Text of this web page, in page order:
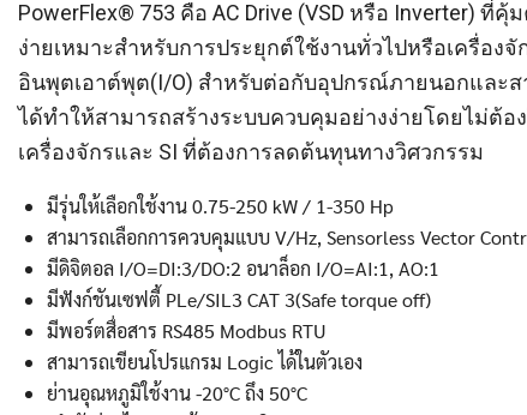
Search
Search
PowerFlex® 753 คือ AC Drive (VSD หรือ Inverter) ที่
ง่ายเหมาะสำหรับการประยุกต์ใช้งานทั่วไปหรือเครื่อง
อินพุตเอาต์พุต(I/O) สำหรับต่อกับอุปกรณ์ภายนอกและส
ได้ทำให้สามารถสร้างระบบควบคุมอย่างง่ายโดยไม่ต้อ
เครื่องจักรและ SI ที่ต้องการลดต้นทุนทางวิศวกรรม
มีรุ่นให้เลือกใช้งาน 0.75-250 kW / 1-350 Hp
สามารถเลือกการควบคุมแบบ V/Hz, Sensorless Vector
มีดิจิตอล I/O=DI:3/DO:2 อนาล็อก I/O=AI:1, AO:1
มีฟังก์ชันเซฟตี้ PLe/SIL3 CAT 3(Safe torque off)
มีพอร์ตสื่อสาร RS485 Modbus RTU
สามารถเขียนโปรแกรม Logic ได้ในตัวเอง
ย่านอุณหภูมิใช้งาน -20°C ถึง 50°C